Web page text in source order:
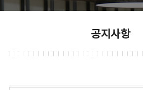
공지사항